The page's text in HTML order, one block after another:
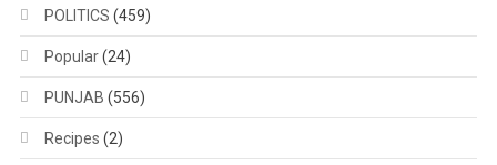
POLITICS (459)
Popular(24)
PUNJAB (556)
Recipes (2)